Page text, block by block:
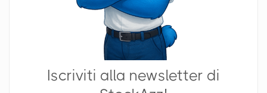
Iscriviti alla newsletter di